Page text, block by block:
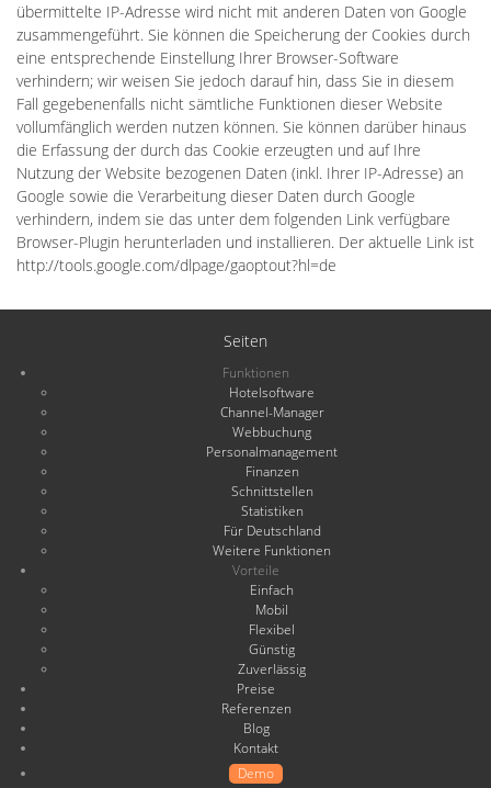
übermittelte IP-Adresse wird nicht mit anderen Daten von Google
zusammengeführt. Sie können die Speicherung der Cookies durch
eine entsprechende Einstellung Ihrer Browser-Software
verhindern; wir weisen Sie jedoch darauf hin, dass Sie in diesem
Fall gegebenenfalls nicht sämtliche Funktionen dieser Website
vollumfänglich werden nutzen können. Sie können darüber hinaus
die Erfassung der durch das Cookie erzeugten und auf Ihre
Nutzung der Website bezogenen Daten (inkl. Ihrer IP-Adresse) an
Google sowie die Verarbeitung dieser Daten durch Google
verhindern, indem sie das unter dem folgenden Link verfügbare
Browser-Plugin herunterladen und installieren. Der aktuelle Link ist
http://tools.google.com/dlpage/gaoptout?hl=de
Seiten
Funktionen
Hotelsoftware
Channel-Manager
Webbuchung
Personalmanagement
Finanzen
Schnittstellen
Statistiken
Für Deutschland
Weitere Funktionen
Vorteile
Einfach
Mobil
Flexibel
Günstig
Zuverlässig
Preise
Referenzen
Blog
Kontakt
Demo